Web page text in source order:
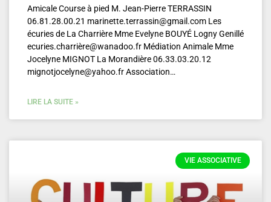
Amicale Course à pied M. Jean-Pierre TERRASSIN
06.81.28.00.21 marinette.terrassin@gmail.com Les
écuries de La Charrière Mme Evelyne BOUYÉ Logny Genillé
ecuries.charrière@wanadoo.fr Médiation Animale Mme
Jocelyne MIGNOT La Morandière 06.33.03.20.12
mignotjocelyne@yahoo.fr Association…
LIRE LA SUITE »
VIE ASSOCIATIVE